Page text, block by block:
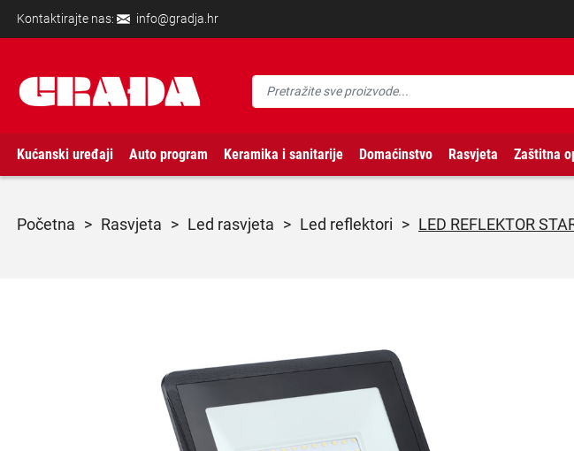
Kontaktirajte nas: info@gradja.hr
Kućanski uređaji Auto program Keramika i sanitarije Domaćinstvo Rasvjeta Zaštitna
početna > rasvjeta > led rasvjeta > led reflektori > LED REFLEKTOR